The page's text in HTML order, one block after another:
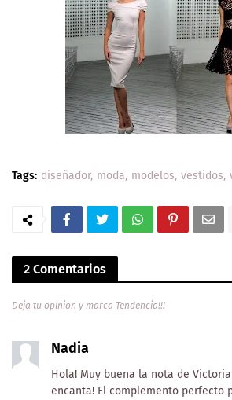
Tags: diseñador moda modelos vestidos
2 Comentarios
Deja tu opinion y marca Tendencia!!!
Nadia
Hola! Muy buena la nota de
encanta! El complemento perfecto